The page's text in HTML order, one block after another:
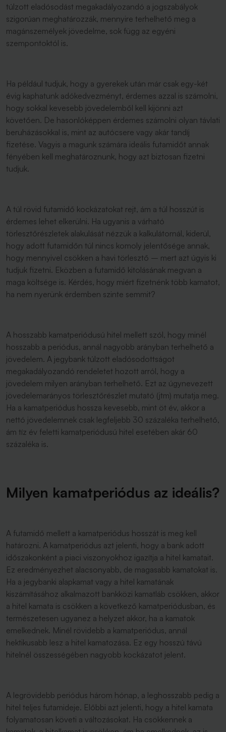
túlzott eladósodást megakadályozandó a jogszabályok
szigorúan meghatározzák, mennyire terhelhető meg a
magánszemélyek jövedelme, sok függ az egyéni
szempontoktól is.
Ha például tudjuk, hogy a gyerekek után már csak egy-két
évig kaphatunk adókedvezményt, érdemes azzal is számolni,
hogy sokkal kevesebb jövedelemből kell kijönni azt
követően. De hasonlóképpen érdemes számolni olyan távlati
beruházásokkal is, mint az autócsere vagy akár tandíj
fizetése. Vagyis a magunk számára ideális futamidőt annak
fényében kell meghatároznunk, hogy azt biztosan fizetni
tudjuk.
A túl rövid futamidő kockázatokat rejt, ám a túl hosszút is
érdemes lehet elkerülni. Ha ugyanis a várható
törlesztőrészletek alakulását nézzük a kalkulátornál, kiderül,
hogy adott futamidőn túl nincs komoly jelentősége annak,
hogy mennyivel csökken a havi törlesztő – mert azt úgyis ki
tudjuk fizetni. Eközben a futamidő kitolásának megvan a
maga költsége is. Kérdés, hogy miért fizetnénk több kamatot,
ha nem nyerünk érdemben szinte semmit?
A hosszabb kamatperiódusú hitel mellett szól, hogy minél
hosszabb a periódus, annál nagyobb arányban terhelhető a
jövedelem. A jegybank túlzott eladósodottságot
megakadályozandó rendeletet hozott arról, hogy a
jövedelem milyen arányban terhelhető. Ezt az úgynevezett
jövedelemarányos törlesztőrészlet mutató (jtm) mutatja meg.
Ha a kamatperiódus hossza kevesebb, mint öt év, akkor a
nettó jövedelemnek csak legfeljebb 30 százaléka terhelhető,
ám tíz év feletti kamatperiódusú hitel esetében akár 60
százaléka is.
Milyen kamatperiódus az ideális?
A futamidő mellett a kamatperiódus hosszát is meg kell
határozni. A kamatperiódus azt jelenti, hogy a bank adott
időszakonként a piaci viszonyokhoz igazítja a hitel kamatait.
Ez eredményezhet alacsonyabb, de magasabb kamatokat is.
Ha a jegybanki alapkamat vagy a hitel kamatának
kiszámításához alkalmazott bankközi kamatláb csökken, akkor
a hitel kamata is csökken a következő kamatperiódusban, és
természetesen ugyanez a helyzet akkor, ha a kamatok
emelkednek. Minél rövidebb a kamatperiódus, annál
hektikusabb lesz a hitel kamatozása. Ez egy hosszú távú
hitelnél összességében nagyobb kockázatot jelent.
A legrövidebb periódus három hónap, a leghosszabb pedig a
hitel teljes futamideje. Előbbi azt jelenti, hogy a hitel kamata
folyamatosan követi a változásokat. Ha csökkennek a